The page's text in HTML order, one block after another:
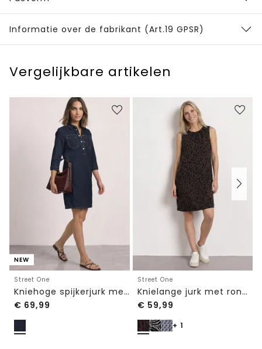
Informatie over de fabrikant (Art.19 GPSR)
Vergelijkbare artikelen
NEW
Street One
Kniehoge spijkerjurk met 3/4-mouwen
€ 69,99
Street One
Knielange jurk met ronde halslijn
€ 59,99
+ 1